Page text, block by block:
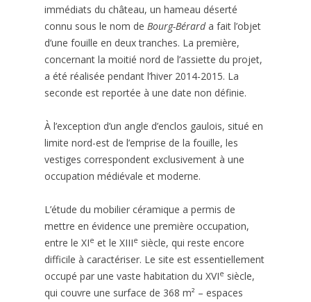
immédiats du château, un hameau déserté
connu sous le nom de Bourg-Bérarda fait l’objet
d’une fouille en deux tranches. La première,
concernant la moitié nord de l’assiette du projet,
a été réalisée pendant l’hiver 2014-2015. La
seconde est reportée à une date non définie.
À l’exception d’un angle d’enclos gaulois, situé en
limite nord-est de l’emprise de la fouille, les
vestiges correspondent exclusivement à une
occupation médiévale et moderne.
L’étude du mobilier céramique a permis de
mettre en évidence une première occupation,
entre le XIe et le XIIIe siècle, qui reste encore
difficile à caractériser. Le site est essentiellement
occupé par une vaste habitation du XVIe siècle,
qui couvre une surface de 368 m² – espaces